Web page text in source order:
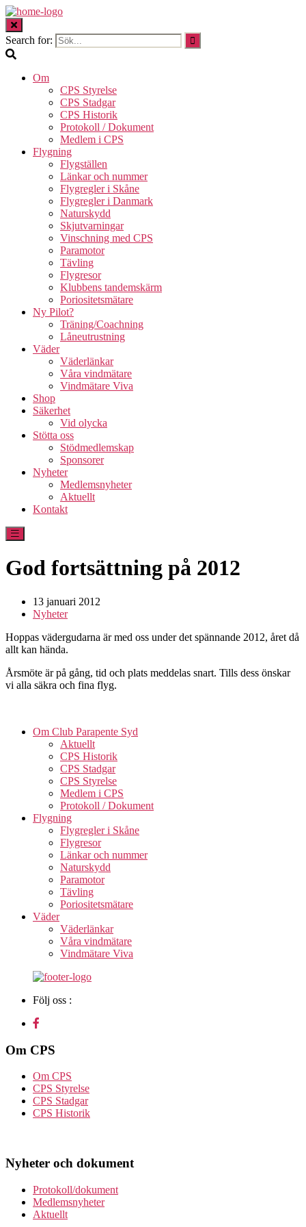
Search for:
Om
CPS Styrelse
CPS Stadgar
CPS Historik
Protokoll / Dokument
Medlem i CPS
Flygning
Flygställen
Länkar och nummer
Flygregler i Skåne
Flygregler i Danmark
Naturskydd
Skjutvarningar
Vinschning med CPS
Paramotor
Tävling
Flygresor
Klubbens tandemskärm
Poriositetsmätare
Ny Pilot?
Träning/Coachning
Låneutrustning
Väder
Väderlänkar
Våra vindmätare
Vindmätare Viva
Shop
Säkerhet
Vid olycka
Stötta oss
Stödmedlemskap
Sponsorer
Nyheter
Medlemsnyheter
Aktuellt
Kontakt
God fortsättning på 2012
13 januari 2012
Nyheter
Hoppas vädergudarna är med oss under det spännande 2012, året då
allt kan hända.
Årsmöte är på gång, tid och plats meddelas snart. Tills dess önskar
vi alla säkra och fina flyg.
Om Club Parapente Syd
Aktuellt
CPS Historik
CPS Stadgar
CPS Styrelse
Medlem i CPS
Protokoll / Dokument
Flygning
Flygregler i Skåne
Flygresor
Länkar och nummer
Naturskydd
Paramotor
Tävling
Poriositetsmätare
Väder
Väderlänkar
Våra vindmätare
Vindmätare Viva
Följ oss :
Om CPS
Om CPS
CPS Styrelse
CPS Stadgar
CPS Historik
Nyheter och dokument
Protokoll/dokument
Medlemsnyheter
Aktuellt